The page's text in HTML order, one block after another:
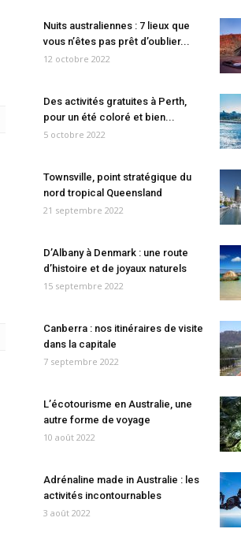
Nuits australiennes : 7 lieux que
vous n’êtes pas prêt d’oublier...
12 octobre 2022
Des activités gratuites à Perth,
pour un été coloré et bien...
5 octobre 2022
Townsville, point stratégique du
nord tropical Queensland
21 septembre 2022
D’Albany à Denmark : une route
d’histoire et de joyaux naturels
15 septembre 2022
Canberra : nos itinéraires de visite
dans la capitale
7 septembre 2022
L’écotourisme en Australie, une
autre forme de voyage
10 août 2022
Adrénaline made in Australie : les
activités incontournables
3 août 2022